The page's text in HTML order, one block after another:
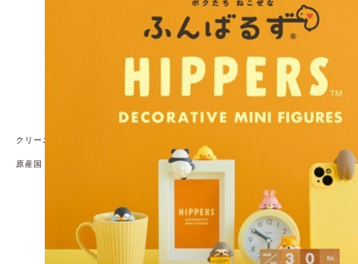
●12個(1box)全てお買い上げいただいても全種類そろわ
ない場合がございます。ご了承ください。
●実際の商品に近い色で表示できるよう努めております
や明度によって、実際のお色と異なる場合がございます
のであらかじめご了承ください。
とさせていただきます。予めご了承ください。
クリーニング方法
原産国
【発売元、製造元、輸入元又は販売元】株式会社 ドリー
広告文責：R.O.U株式会社 ROUオンラインショップ